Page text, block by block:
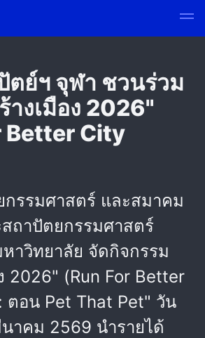
ย์ฯ จุฬา ชวนร่วม
างเมือง 2026"
Better City
รรมศาสตร์ และสมาคม
ถาปัตยกรรมศาสตร์
าวิทยาลัย จัดกิจกรรม
2026" (Run For Better
ตอน Pet That Pet" วัน
าคม 2569 นำรายได้